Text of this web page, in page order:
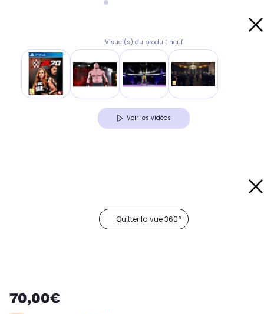
Visuel(s) du produit neuf
Voir les vidéos
Quitter la vue 360°
70,00€